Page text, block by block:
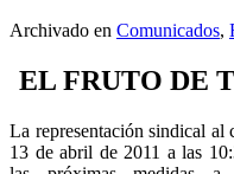
Archivado en Comunicados,
EL FRUTO DE
La representación sindical al
13 de abril de 2011 a las